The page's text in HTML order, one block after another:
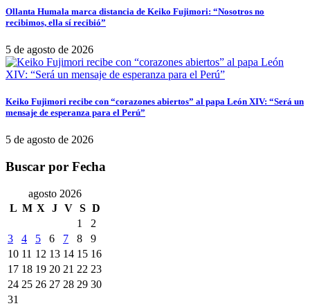
Ollanta Humala marca distancia de Keiko Fujimori: “Nosotros no
recibimos, ella sí recibió”
5 de agosto de 2026
Keiko Fujimori recibe con “corazones abiertos” al papa León XIV: “Será un
mensaje de esperanza para el Perú”
5 de agosto de 2026
Buscar por Fecha
agosto 2026
L M X J V S D
1
2
3
4 5 6 7 8
9
10 11 12 13 14 15 16
17 18 19 20 21 22 23
24 25 26 27 28 29 30
31